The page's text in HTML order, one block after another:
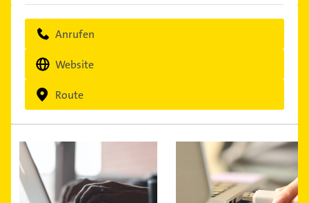
Anrufen
Website
Route